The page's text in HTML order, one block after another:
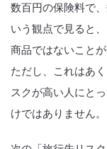
数百円の保険料で
いう観点で見ると
商品ではないことが
ただし、これはあ
スクが高い人にと
けではありません。